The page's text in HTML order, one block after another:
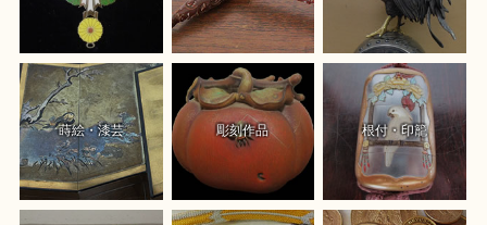
蒔絵・漆芸 彫刻作品 根付・印籠